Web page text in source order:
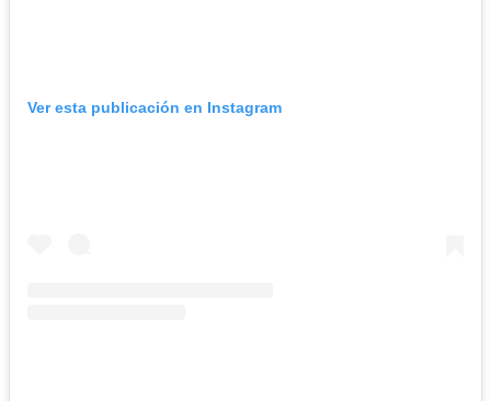
Ver esta publicación en Instagram